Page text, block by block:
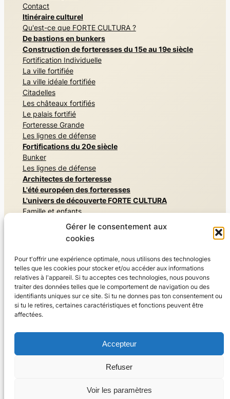
Gérer le consentement aux
cookies
Pour t'offrir une expérience optimale, nous utilisons des technologies
telles que les cookies pour stocker et/ou accéder aux informations
relatives à l'appareil. Si tu acceptes ces technologies, nous pouvons
traiter des données telles que le comportement de navigation ou des
identifiants uniques sur ce site. Si tu ne donnes pas ton consentement ou
si tu le retires, certaines caractéristiques et fonctions peuvent être
affectées.
Accepteur
Refuser
Voir les paramètres
Contact
Itinéraire culturel
Qu'est-ce que FORTE CULTURA ?
De bastions en bunkers
Construction de forteresses du 15e au 19e siècle
Fortification Individuelle
La ville fortifiée
La ville idéale fortifiée
Citadelles
Les châteaux fortifiés
Le palais fortifié
Forteresse Grande
Les lignes de défense
Fortifications du 20e siècle
Bunker
Les lignes de défense
Architectes de forteresse
L'été européen des forteresses
L'univers de découverte FORTE CULTURA
Famille et enfants
Mémoriaux et monuments commémoratifs
Architectures secrètes
Vivre l'histoire militaire
Musées et expositions
Vivre la nature, Parcs et jardins
Résider & savourer
Sport
Monde du voyage
Visites guidées
Recommandations de voyage FORTE CULTURA
Pour les membres et les professionnels